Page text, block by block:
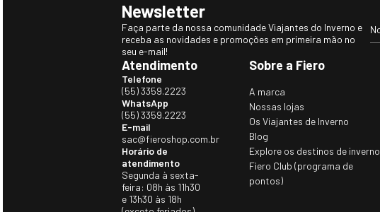
Newsletter
Faça parte da nossa comunidade Viajantes do Inverno e
receba as novidades e promoções em primeira mão no
seu e-mail!
Atendimento
Telefone
(55) 3359.2223
WhatsApp
(55) 3359.2223
E-mail
sac@fieroshop.com.br
Horário de
atendimento
Segunda à sexta-
feira: 08h às 11h30
e 13h30 às 18h
Sobre a Fiero
A marca
Nossas lojas
Os Viajantes de Inverno
Blog
Explore os destinos de inverno
Fiero Club (programa de
pontos)